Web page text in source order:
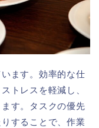
ます。効率的な仕
トレスを軽減し、
す。タスクの優先
することで、作業